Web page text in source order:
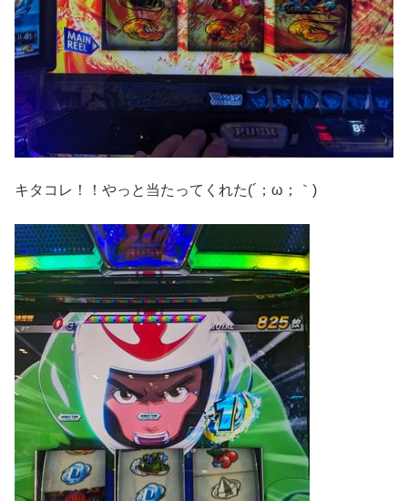
キタコレ！！やっと当たってくれた(´；ω；｀)